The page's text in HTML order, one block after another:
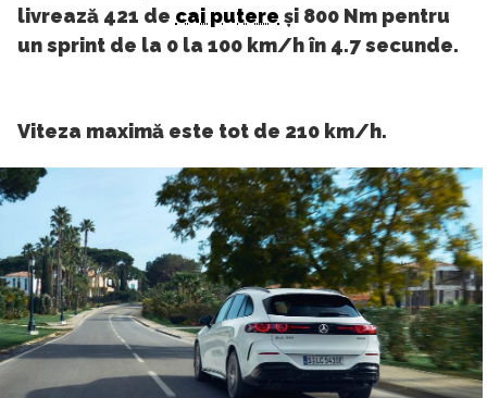
livrează 421 de cai putere și 800 Nm pentru
un sprint de la 0 la 100 km/h în 4.7 secunde.
Viteza maximă este tot de 210 km/h.